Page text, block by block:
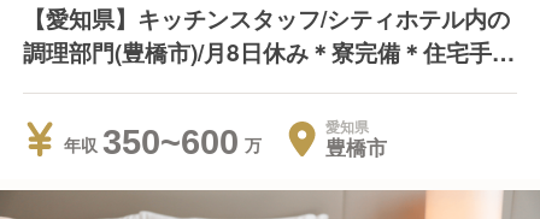
【愛知県】キッチンスタッフ/シティホテル内の
調理部門(豊橋市)/月8日休み＊寮完備＊住宅手当
あり
年収 350~600 愛知県
豊橋市